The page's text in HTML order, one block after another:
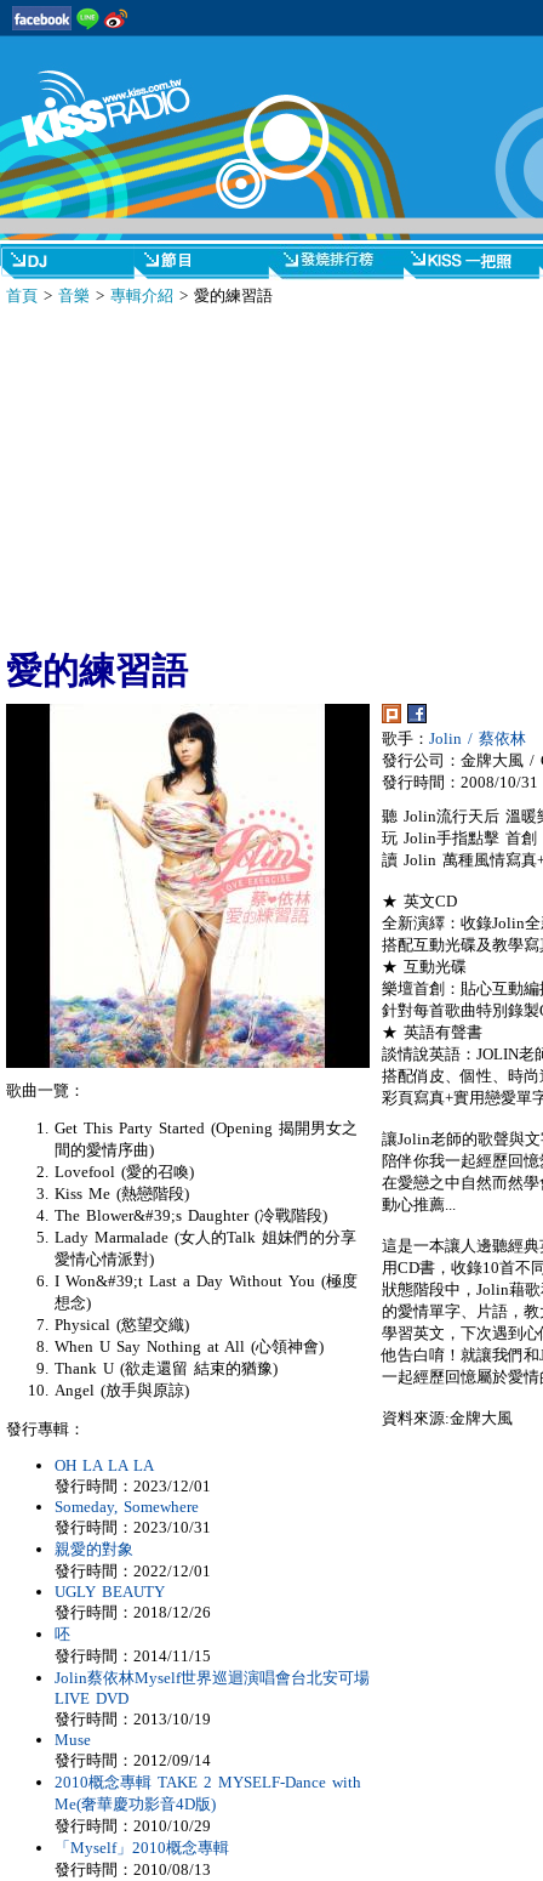
首頁 > 音樂 > 專輯介紹 > 愛的練習語
愛的練習語
歌手： Jolin / 蔡依林
發行公司：金牌大風 /
發行時間：2008/10/31
聽 Jolin流行天后 溫
玩 Jolin手指點擊 首創
讀 Jolin 萬種風情寫真
★ 英文CD
全新演繹：收錄Jolin
搭配互動光碟及教學
★ 互動光碟
樂壇首創：貼心互動
針對每首歌曲特別錄
★ 英語有聲書
談情說英語：JOLIN老
搭配俏皮、個性、時
彩頁寫真+實用戀愛單
讓Jolin老師的歌聲與
陪伴你我一起經歷回
在愛戀之中自然而然
動心推薦...
這是一本讓人邊聽經
用CD書，收錄10首不
狀態階段中，Jolin藉
的愛情單字、片語，
學習英文，下次遇到
他告白唷！就讓我們
一起經歷回憶屬於愛
資料來源:金牌大風
歌曲一覽：
Get This Party Started (Opening 揭開男女之
間的愛情序曲)
Lovefool (愛的召喚)
Kiss Me (熱戀階段)
The Blower&#39;s Daughter (冷戰階段)
Lady Marmalade (女人的Talk 姐妹們的分享
愛情心情派對)
I Won&#39;t Last a Day Without You (極度
想念)
Physical (慾望交織)
When U Say Nothing at All (心領神會)
Thank U (欲走還留 結束的猶豫)
Angel (放手與原諒)
發行專輯：
OH LA LA LA
發行時間：2023/12/01
Someday, Somewhere
發行時間：2023/10/31
親愛的對象
發行時間：2022/12/01
UGLY BEAUTY
發行時間：2018/12/26
呸
發行時間：2014/11/15
Jolin蔡依林Myself世界巡迴演唱會台北安可場
LIVE DVD
發行時間：2013/10/19
Muse
發行時間：2012/09/14
2010概念專輯 TAKE 2 MYSELF-Dance with
Me(奢華慶功影音4D版)
發行時間：2010/10/29
「Myself」2010概念專輯
發行時間：2010/08/13